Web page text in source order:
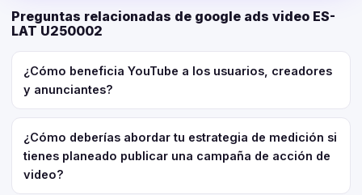
Preguntas relacionadas de google ads video ES-
LAT U250002
¿Cómo beneficia YouTube a los usuarios, creadores
y anunciantes?
¿Cómo deberías abordar tu estrategia de medición si
tienes planeado publicar una campaña de acción de
video?